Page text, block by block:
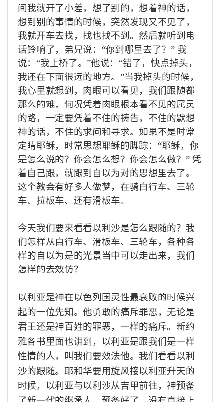
间我就开了小差，想了别的，想着神的话，
想到别的事情的时候，突然发现又不见了，
我就开车去找，找也找不到。然后就听到电
话铃响了，弟兄说： “你到哪里去了？” 我
说：“我上桥了。”他说：“错了，快点掉头，
我还在下面很远的地方。”当我掉头的时候，
我心里就想到，肉眼可以看见，我们跟随都
那么的难，何况凭着肉眼根本看不见的属灵
的路，一定要凭着不住的祷告，不住的默想
神的话，不住的求问和寻求。如果不是时常
定睛耶稣，时常思想耶稣的脚踪：“耶稣，你
是怎么说的？你会怎么想？你会怎么做？” 凭
着自己跟，就跟到自以为对的思想里去了。
这个教会有好多人做梦，在骑自行车、三轮
车、拉板车、还有滑板车。
今天我们要来看看以利沙是怎么跟随的？我
们怎样从自行车、滑板车、三轮车，各种各
样的自以为是的光景当中可以走出来，我们
怎样的去效仿？
以利亚是神在以色列国灵性最衰败的时候兴
起的一位先知。他勇敢的痛斥罪恶，无论是
君王还是神百姓的罪恶，一样的痛斥。新约
雅各书里面也讲到，以利亚是跟我们是一样
性情的人，叫我们要效法他。我们看看以利
沙的跟随。耶和华要用旋风接以利亚升天的
时候，以利亚与以利沙从吉甲前往，神预备